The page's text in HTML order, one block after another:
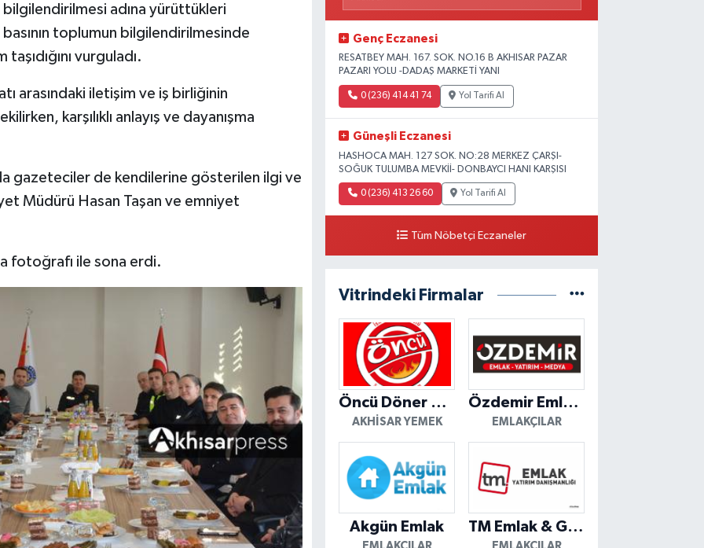
bilgilendirilmesi adına yürüttükleri
toplumun bilgilendirilmesinde
vurguladı.
arasındaki iletişim ve iş birliğinin
karşılıklı anlayış ve dayanışma
gazeteciler de kendilerine gösterilen ilgi ve
Müdürü Hasan Taşan ve emniyet
fotoğrafı ile sona erdi.
Genç Eczanesi
RESATBEY MAH. 167. SOK. NO.16 B AKHISAR PAZAR
PAZARI YOLU -DADAŞ MARKETİ YANI
0 (236) 414 41 74 Yol Tarifi Al
Güneşli Eczanesi
HASHOCA MAH. 127 SOK. NO:28 MERKEZ ÇARŞI-
SOĞUK TULUMBA MEVKİİ- DONBAYCI HANI KARŞISI
0 (236) 413 26 60 Yol Tarifi Al
Tüm Nöbetçi Eczaneler
Vitrindeki Firmalar
Öncü Döner Akhisar
AKHISAR YEMEK
Özdemir Emlak Yatırım
EMLAKÇILAR
Akgün Emlak TM Emlak & Gayrimenkul